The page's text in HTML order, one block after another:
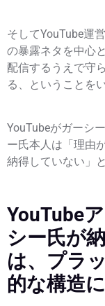
そしてYouTube運
の暴露ネタを中心
配信するうえで守
る、ということを
YouTubeがガーシ
ー氏本人は「理由
納得していない」
YouTube
シー氏が
は、プラ
的な構造